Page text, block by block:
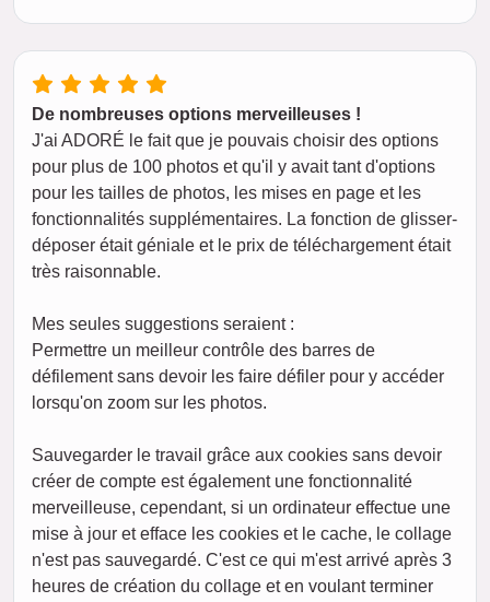
De nombreuses options merveilleuses !
J'ai ADORÉ le fait que je pouvais choisir des options
pour plus de 100 photos et qu'il y avait tant d'options
pour les tailles de photos, les mises en page et les
fonctionnalités supplémentaires. La fonction de glisser-
déposer était géniale et le prix de téléchargement était
très raisonnable.
Mes seules suggestions seraient :
Permettre un meilleur contrôle des barres de
défilement sans devoir les faire défiler pour y accéder
lorsqu'on zoom sur les photos.
Sauvegarder le travail grâce aux cookies sans devoir
créer de compte est également une fonctionnalité
merveilleuse, cependant, si un ordinateur effectue une
mise à jour et efface les cookies et le cache, le collage
n'est pas sauvegardé. C'est ce qui m'est arrivé après 3
heures de création du collage et en voulant terminer